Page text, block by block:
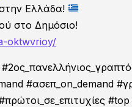
Ελλάδα!
στο Δημόσιο!
oktwvrioy/
#ασεπ_on_demand
τις
το Μητρώο